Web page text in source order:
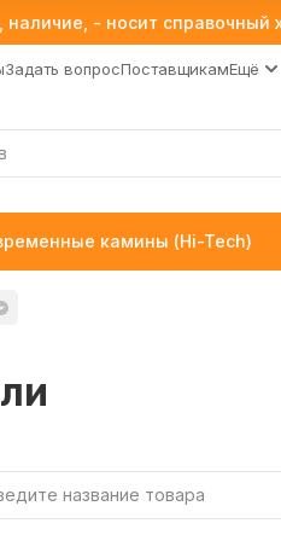
- носит
Задать вопросПоставщикамЕщё
камины (Hi-Tech)